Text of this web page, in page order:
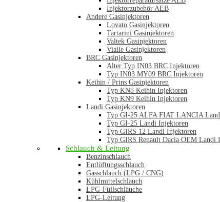
Injektorzubehör AEB
Andere Gasinjektoren
Lovato Gasinjektoren
Tartarini Gasinjektoren
Valtek Gasinjektoren
Vialle Gasinjektoren
BRC Gasinjektoren
Alter Typ IN03 BRC Injektoren
Typ IN03 MY09 BRC Injektoren
Keihin / Prins Gasinjektoren
Typ KN8 Keihin Injektoren
Typ KN9 Keihin Injektoren
Landi Gasinjektoren
Typ GI-25 ALFA FIAT LANCIA
Typ GI-25 Landi Injektoren
Typ GIRS 12 Landi Injektoren
Typ GIRS Renault Dacia OEM Landi
Schlauch & Leitung
Benzinschlauch
Entlüftungsschlauch
Gasschlauch (LPG / CNG)
Kühlmittelschlauch
LPG-Füllschläuche
LPG-Leitung